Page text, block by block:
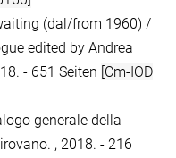
(dal/from 1960) /
edited by Andrea
- 651 Seiten [Cm-IOD
generale della
, 2018. - 216